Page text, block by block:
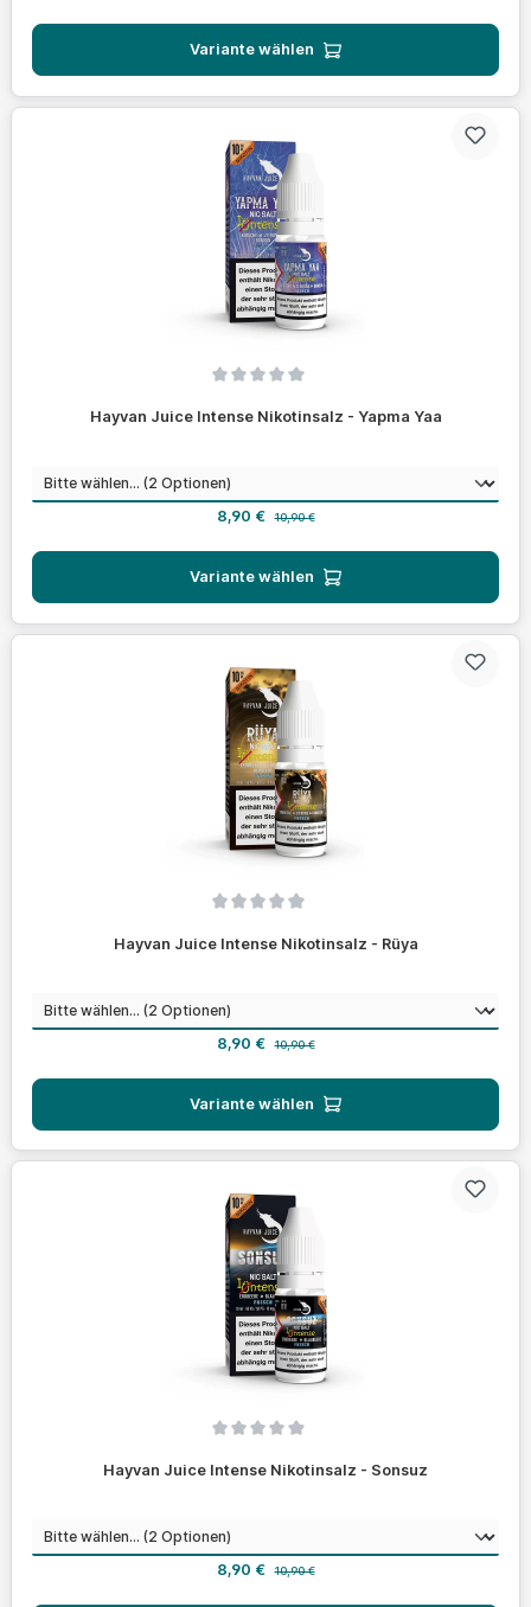
Variante wählen
Hayvan Juice Intense Nikotinsalz - Yapma Yaa
Nikotinstärkeauswählen
Verkaufspreis:
8,90 € 10,90 €
Variante wählen
Hayvan Juice Intense Nikotinsalz - Rüya
Nikotinstärkeauswählen
Verkaufspreis:
8,90 € 10,90 €
Variante wählen
Hayvan Juice Intense Nikotinsalz - Sonsuz
Nikotinstärkeauswählen
Verkaufspreis:
8,90 € Regulärer Preis:
10,90 €